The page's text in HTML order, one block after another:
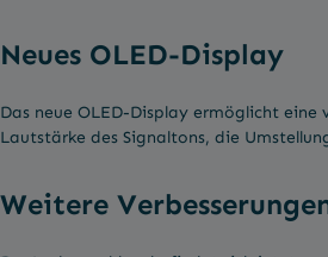
Neues OLED-Display
Das neue OLED-Display ermöglicht
Lautstärke des Signaltons, die
Weitere